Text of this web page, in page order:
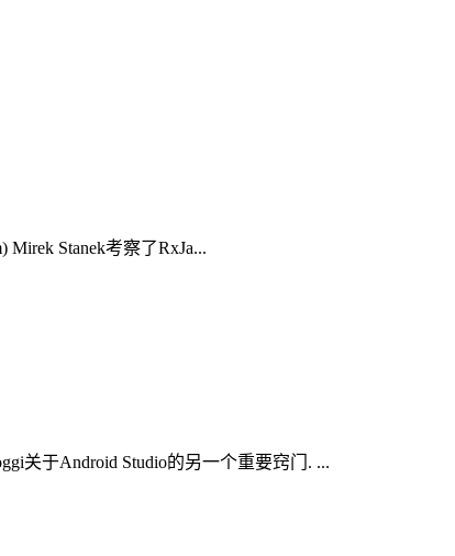
Mirek Stanek考察了RxJa...
关于Android Studio的另一个重要窍门. ...